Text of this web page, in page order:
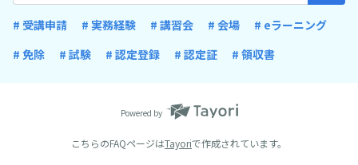
# 受講申請 # 実務経験 # 講習会 # 会場
# eラーニング
# 免除
# 試験 # 認定登録 # 認定証 # 領収書
Powered by
こちらのFAQページはTayoriで作成されています。